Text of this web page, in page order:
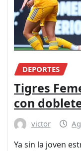
DEPORTES
Tigres
con
victor
Ya sin la joven